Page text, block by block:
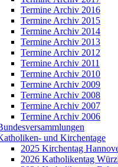
Termine Archiv 2016
Termine Archiv 2015
Termine Archiv 2014
Termine Archiv 2013
Termine Archiv 2012
Termine Archiv 2011
Termine Archiv 2010
Termine Archiv 2009
Termine Archiv 2008
Termine Archiv 2007
Termine Archiv 2006
und Kirchentage
2025 Kirchentag
2026 Katholikentag